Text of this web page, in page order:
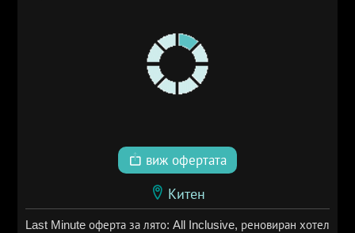
виж офертата
Китен
Last Minute оферта за лято: All Inclusive, реновиран хотел